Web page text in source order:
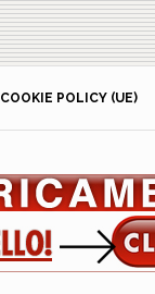
COOKIE POLICY (UE)